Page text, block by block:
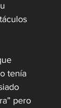
tenía
pero